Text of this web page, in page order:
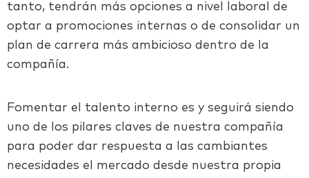
tanto, tendrán más opciones a nivel laboral de
optar a promociones internas o de consolidar un
plan de carrera más ambicioso dentro de la
compañía.
Fomentar el talento interno es y seguirá siendo
uno de los pilares claves de nuestra compañía
para poder dar respuesta a las cambiantes
necesidades el mercado desde nuestra propia